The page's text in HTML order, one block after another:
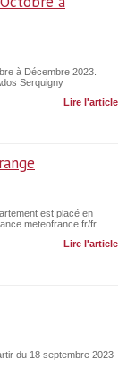
à Décembre 2023.
Serquigny
Lire l'article
est placé en
fr
Lire l'article
du 18 septembre 2023